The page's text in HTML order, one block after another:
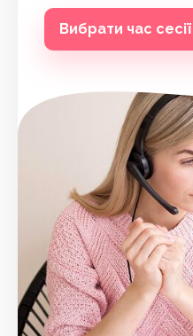
Вибрати час сесії